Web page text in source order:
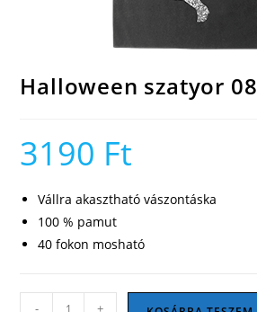
Halloween szatyor 08
3190 Ft
Vállra akasztható vászontáska
100 % pamut
40 fokon mosható
Halloween
- +